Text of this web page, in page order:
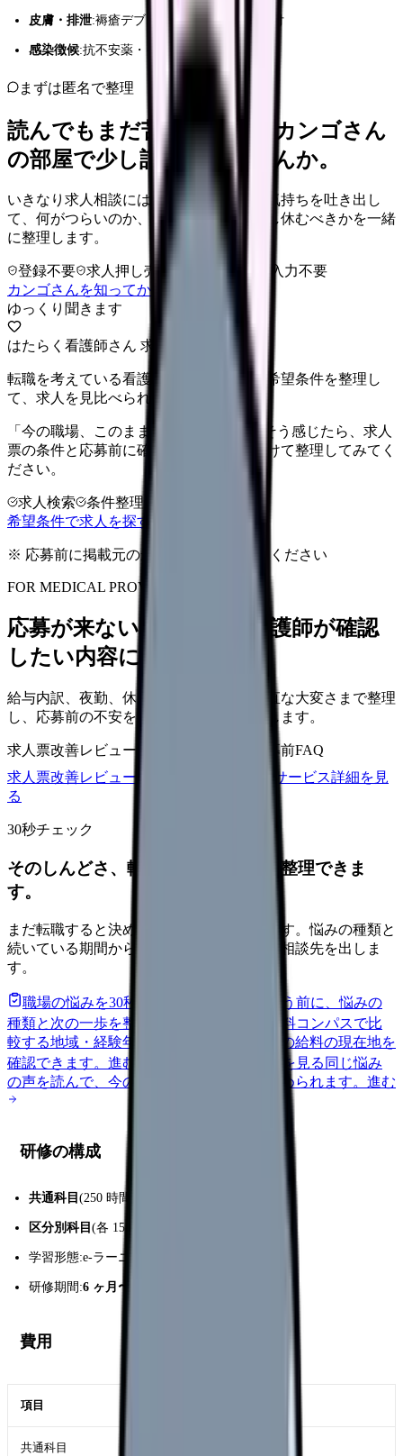
皮膚・排泄:褥瘡デブリード、創傷被覆材貼付
感染徴候:抗不安薬・インスリン投与量調整
まずは匿名で整理
読んでもまだ苦しいなら、カンゴさん
の部屋で少し話してみませんか。
いきなり求人相談には進みません。今の気持ちを吐き出し
て、何がつらいのか、辞めるべきか、少し休むべきかを一緒
に整理します。
登録不要 求人押し売りなし
病院名は入力不要
カンゴさんを知ってから相談する
ゆっくり聞きます
はたらく看護師さん 求人
転職を考えている看護師さんへ。まずは希望条件を整理し
て、求人を見比べられます。
「今の職場、このままでいいのかな...」そう感じたら、求人
票の条件と応募前に確認したい不安を分けて整理してみてく
ださい。
求人検索 条件整理
希望条件で求人を探す
※ 応募前に掲載元の最新情報を確認してください
FOR MEDICAL PROVIDERS
応募が来ない求人票を、看護師が確認
したい内容に直せます
給与内訳、夜勤、休日、教育、職場の正直な大変さまで整理
し、応募前の不安を減らす求人票へ改善します。
求人票改善レビュー
応募前FAQ
求人票改善レビューの見積もりを依頼
サービス詳細を見
る
30秒チェック
そのしんどさ、転職すべきサインか整理できま
す。
まだ転職すると決めていなくても大丈夫です。悩みの種類と
続いている期間から、次に見るべき記事と相談先を出しま
す。
職場の悩みを30秒で診断
辞めるべきか迷う前に、悩みの
種類と次の一歩を整理します。
給料コンパスで比
較する地域・経験年数・施設形態から、今の給料の現在地を
確認できます。 進む 匿名掲示板で本音を見る 同じ悩み
の声を読んで、今の職場だけの問題か確かめられます。 進む
研修の構成
共通科目 (250 時間):全区分共通の基礎
区分別科目 (各 15-72 時間):選択区分別
学習形態:e-ラーニング + 実地研修
研修期間:6 ヶ月〜2 年
費用
項目
共通科目